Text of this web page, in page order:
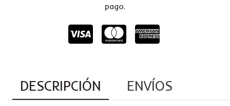
pago.
DESCRIPCIÓN ENVÍOS